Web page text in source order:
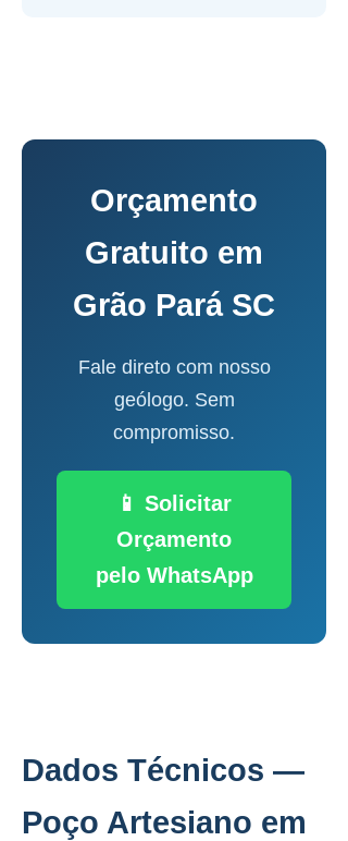
Orçamento
Gratuito em
Grão Pará SC
Fale direto com nosso
geólogo. Sem
compromisso.
📱 Solicitar
Orçamento
pelo WhatsApp
Dados Técnicos —
Poço Artesiano em